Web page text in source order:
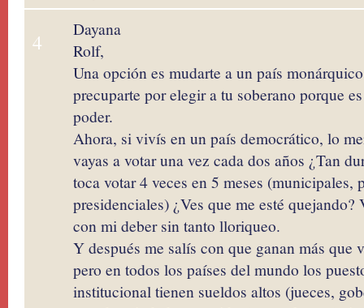
4
Dayana
Rolf,
Una opción es mudarte a un país
precuparte por elegir a tu soberano porque
poder.
Ahora, si vivís en un país democrático, lo
vayas a votar una vez cada dos años ¿Tan
toca votar 4 veces en 5 meses (municipales,
presidenciales) ¿Ves que me esté
con mi deber sin tanto lloriqueo.
Y después me salís con que ganan más que
pero en todos los países del mundo los
institucional tienen sueldos altos (jueces,